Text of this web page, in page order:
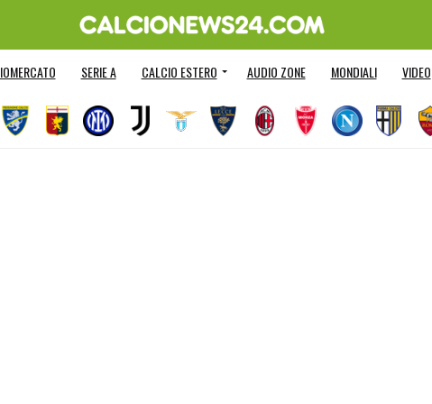
SERIE A CALCIO ESTERO AUDIO ZONE MONDIALI VIDEO